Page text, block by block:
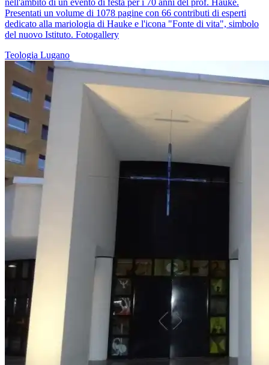
Presentati un volume di 1078 pagine con 66 contributi di esperti
dedicato alla mariologia di Hauke e l'icona "Fonte di vita", simbolo
del nuovo Istituto. Fotogallery
Teologia Lugano